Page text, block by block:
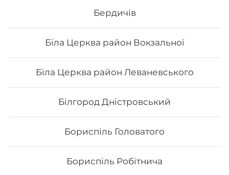
Бердичів
Біла Церква район Вокзальної
Біла Церква район Леваневського
Білгород Дністровський
Бориспіль Головатого
Бориспіль Робітнича
обирайте страви, які вам подобаються про все інше ми
подбаємо
Акція тижня Сети
Авторські роли